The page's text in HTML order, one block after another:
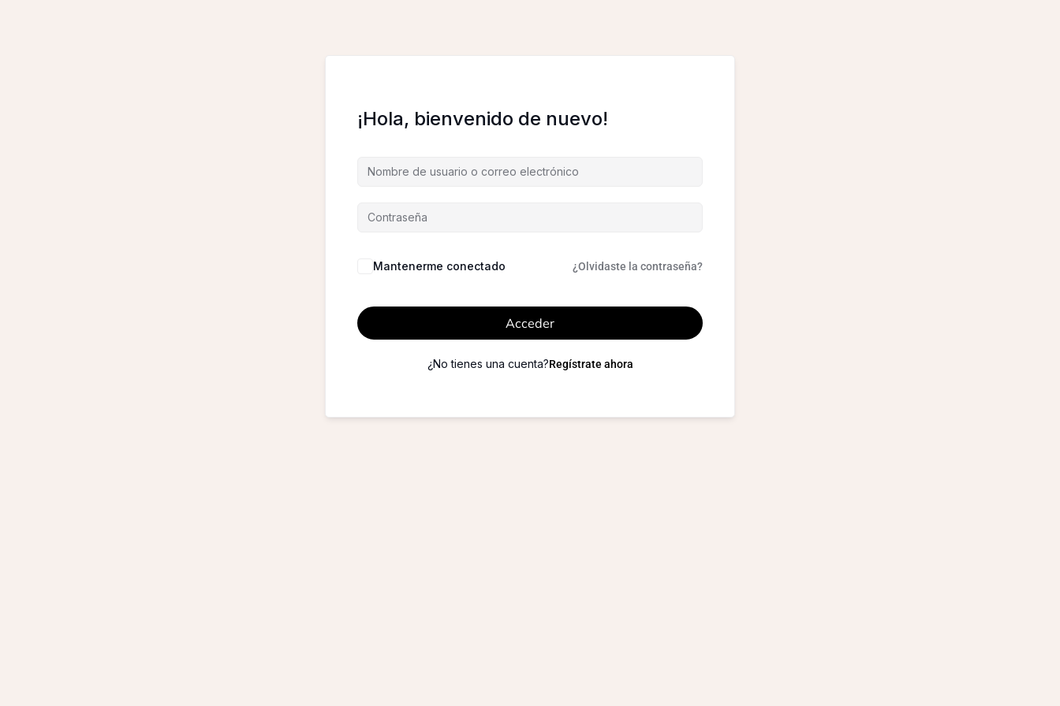
¡Hola, bienvenido de nuevo!
Mantenerme conectado ¿Olvidaste la contraseña?
Acceder
¿No tienes una cuenta?Regístrate ahora